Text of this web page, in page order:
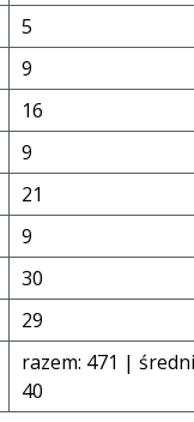
5
9
16
9
21
9
30
29
razem: 471 |
40